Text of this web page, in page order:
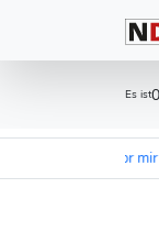
Es ist
- Im Wagen vor mir :